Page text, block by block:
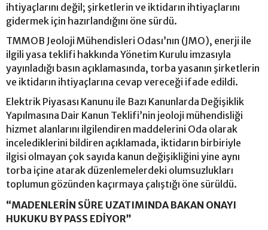
ihtiyaçlarını değil; şirketlerin ve iktidarın ihtiyaçlarını
gidermek için hazırlandığını öne sürdü.
TMMOB Jeoloji Mühendisleri Odası’nın (JMO), enerji ile
ilgili yasa teklifi hakkında Yönetim Kurulu imzasıyla
yayınladığı basın açıklamasında, torba yasanın şirketlerin
ve iktidarın ihtiyaçlarına cevap vereceği ifade edildi.
Elektrik Piyasası Kanunu ile Bazı Kanunlarda Değişiklik
Yapılmasına Dair Kanun Teklifi’nin jeoloji mühendisliği
hizmet alanlarını ilgilendiren maddelerini Oda olarak
incelediklerini bildiren açıklamada, iktidarın birbiriyle
ilgisi olmayan çok sayıda kanun değişikliğini yine aynı
torba içine atarak düzenlemelerdeki olumsuzlukları
toplumun gözünden kaçırmaya çalıştığı öne sürüldü.
“MADENLERİN SÜRE UZATIMINDA BAKAN ONAYI
HUKUKU BY PASS EDİYOR”